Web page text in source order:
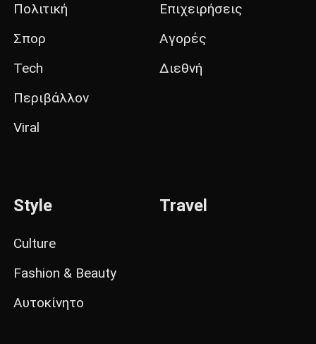
Πολιτική
Σπορ
Tech
Περιβάλλον
Viral
Επιχειρήσεις
Αγορές
Διεθνή
Style
Culture
Fashion & Beauty
Αυτοκίνητο
Travel